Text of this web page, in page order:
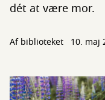
dét at være mor.
Af biblioteket 10. maj